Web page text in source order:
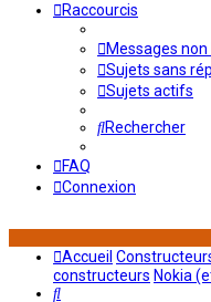
Raccourcis
Messages non
Sujets sans
Sujets actifs
Rechercher
FAQ
Connexion
Accueil
constructeurs Nokia
Rechercher